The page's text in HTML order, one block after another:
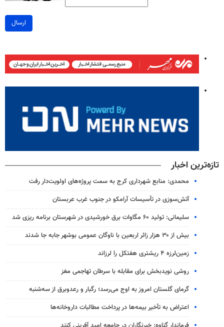
ارسال
تازه‌ترین اخبار
محمدی: منابع شهرداری کرج به سمت پروژه‌های اولویت‌دار رفت
آتش‌سوزی در تأسیسات آرامکو در جنوب غرب عربستان
سلیمانی: تولید ۶۰ مگاوات برق خورشیدی در شهرستان برنامه ریزی شد
بیش از ۳۰ هزار زائر اربعین با ناوگان عمومی بوشهر جابه جا شدند
زمین‌لرزه ۴ ریشتری هفتکل را لرزاند
روشی نویدبخش برای مقابله با سرطان تهاجمی مغز
گرمای گلستان امروز به اوج می‌رسد؛ رگبار و رعدوبرق از سه‌شنبه
اعتراض به تأخیر بیمه‌ها در پرداخت مطالبات داروخانه‌ها